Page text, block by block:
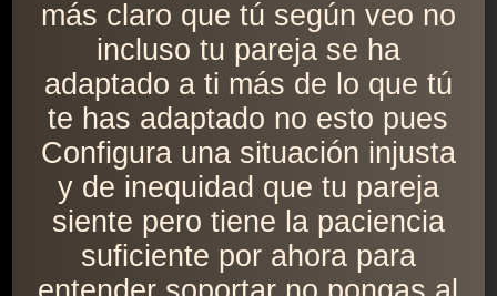
más claro que tú según veo no
incluso tu pareja se ha
adaptado a ti más de lo que tú
te has adaptado no esto pues
Configura una situación injusta
y de inequidad que tu pareja
siente pero tiene la paciencia
suficiente por ahora para